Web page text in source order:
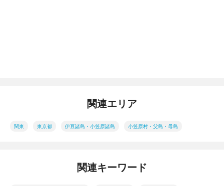
関連エリア
関東 東京都 伊豆諸島・小笠原諸島 小笠原村・父島・母島
関連キーワード